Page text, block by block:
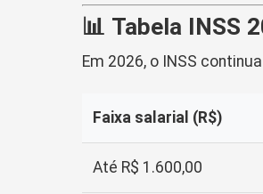
📊 Tabela INSS
Em 2026, o INSS
Faixa salarial (R$)
Até R$ 1.600,00